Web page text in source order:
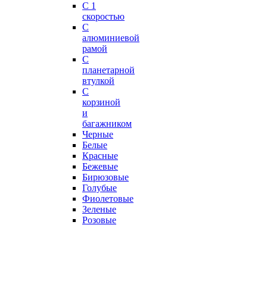
С 1
скоростью
С
алюминиевой
рамой
С
планетарной
втулкой
С
корзиной
и
багажником
Черные
Белые
Красные
Бежевые
Бирюзовые
Голубые
Фиолетовые
Зеленые
Розовые